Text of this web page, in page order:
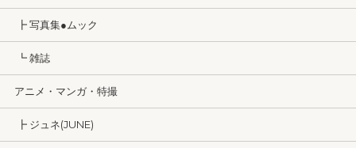
┣ 写真集●ムック
┗ 雑誌
アニメ・マンガ・特撮
┣ ジュネ(JUNE)